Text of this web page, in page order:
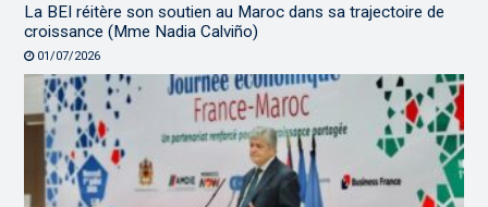
La BEI réitère son soutien au Maroc dans sa trajectoire de
croissance (Mme Nadia Calviño)
01/07/2026